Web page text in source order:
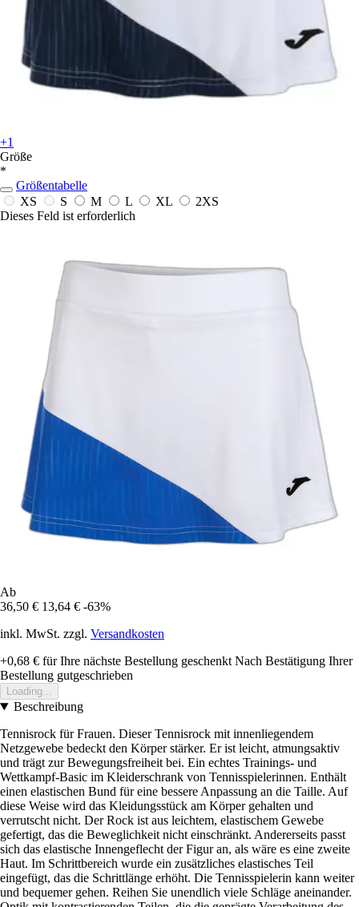
+1
Größe
*
Größentabelle
XS
S M L XL
2XS
Dieses Feld ist erforderlich
Ab
36,50 € 13,64 € -63%
inkl. MwSt. zzgl. Versandkosten
+0,68 € für Ihre nächste Bestellung geschenkt Nach Bestätigung Ihrer
Bestellung gutgeschrieben
Loading...
Beschreibung
Tennisrock für Frauen. Dieser Tennisrock mit innenliegendem
Netzgewebe bedeckt den Körper stärker. Er ist leicht, atmungsaktiv
und trägt zur Bewegungsfreiheit bei. Ein echtes Trainings- und
Wettkampf-Basic im Kleiderschrank von Tennisspielerinnen. Enthält
einen elastischen Bund für eine bessere Anpassung an die Taille. Auf
diese Weise wird das Kleidungsstück am Körper gehalten und
verrutscht nicht. Der Rock ist aus leichtem, elastischem Gewebe
gefertigt, das die Beweglichkeit nicht einschränkt. Andererseits passt
sich das elastische Innengeflecht der Figur an, als wäre es eine zweite
Haut. Im Schrittbereich wurde ein zusätzliches elastisches Teil
eingefügt, das die Schrittlänge erhöht. Die Tennisspielerin kann weiter
und bequemer gehen. Reihen Sie unendlich viele Schläge aneinander.